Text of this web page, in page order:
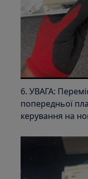
6. УВАГА:
попередньої
керування на